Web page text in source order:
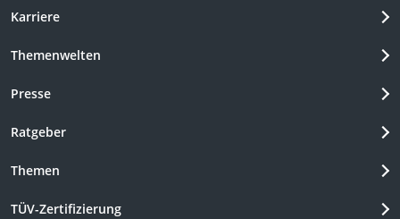
Karriere
Themenwelten
Presse
Ratgeber
Themen
TÜV-Zertifizierung